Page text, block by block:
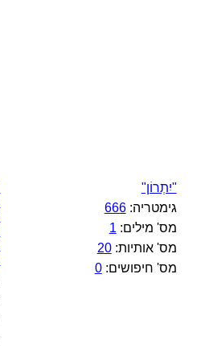
"יִתְרוֹן"
גימטריה:666
מס' מילים: 1
מס' אותיות:20
מס' חיפושים:0